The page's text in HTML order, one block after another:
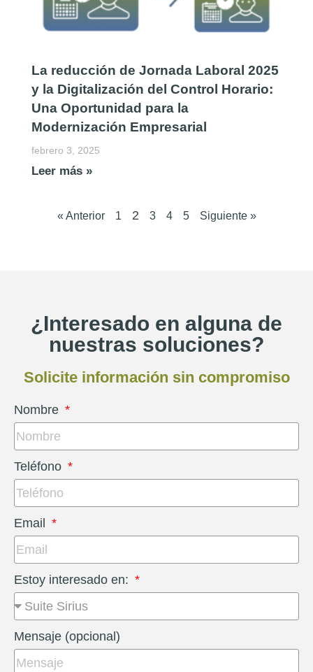
La reducción de Jornada Laboral 2025
y la Digitalización del Control Horario:
Una Oportunidad para la
Modernización Empresarial
febrero 3, 2025
Leer más »
« Anterior 1 2 3 4 5 Siguiente »
¿Interesado en alguna de
nuestras soluciones?
Solicite información sin compromiso
Nombre
Teléfono
Email
Estoy interesado en:
Mensaje (opcional)